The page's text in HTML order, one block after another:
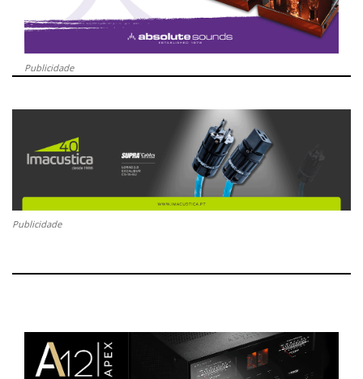
Publicidade
Publicidade